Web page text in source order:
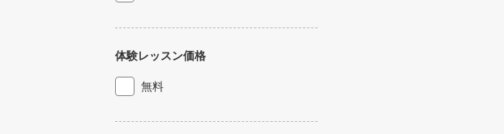
体験レッスン価格
無料